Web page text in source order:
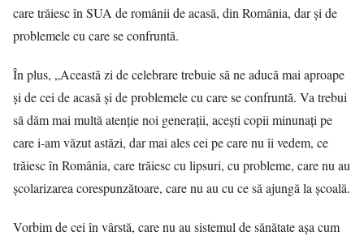
care trăiesc în SUA de românii de acasă, din România, dar şi de
problemele cu care se confruntă.
În plus, „Această zi de celebrare trebuie să ne aducă mai aproape
şi de cei de acasă şi de problemele cu care se confruntă. Va trebui
să dăm mai multă atenţie noi generaţii, aceşti copii minunaţi pe
care i-am văzut astăzi, dar mai ales cei pe care nu îi vedem, ce
trăiesc în România, care trăiesc cu lipsuri, cu probleme, care nu au
şcolarizarea corespunzătoare, care nu au cu ce să ajungă la şcoală.
Vorbim de cei în vârstă, care nu au sistemul de sănătate aşa cum